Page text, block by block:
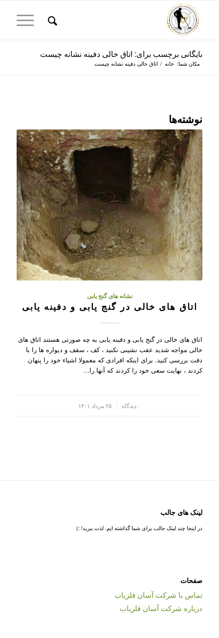
بایگانی برچسب برای: اتاق خالی دفینه نشانه چیست
مکان شما: خانه / اتاق خالی دفینه نشانه چیست
نوشته‌ها
نشانه های گنج یابی
اتاق های خالی در گنج یابی و دفینه یابی
اتاق های خالی در گنج یابی و دفینه یابی به چه صورتی هستند اتاق های
خالی مواجه شدید عقب نشینی نکنید ، کف ، سقف و دیواره ها را با
دقت بررسی کنید. برای اینکه افرادی که معمولا اشیاء خود را پنهان
کردند ، نهایت سعی خود را کردند که آنها را…
۰ دیدگاه ۲۵ مرداد ۱۴۰۱
لینک های جالب
در اینجا چند لینک جالب برای شما گذاشته ایم. لذت ببرید! :)
صفحات
تماس با شرکت آسان فلزیاب
درباره شرکت آسان فلزیاب